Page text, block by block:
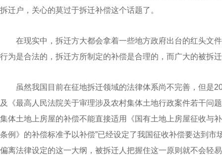
拆迁户，关心的莫过于拆迁补偿这个话题了。
在现实中，拆迁方大都会拿着一些地方政府出台的红头文
行为是合法的，拆迁方所制定的补偿是合理的，而广大的被拆
虽然我国目前在征地拆迁领域的法律体系尚不完善，但是
及《最高人民法院关于审理涉及农村集体土地行政案件若干问
集体土地上房屋的补偿不能直接适用《国有土地上房屋征收与
条例》的补偿标准予以补偿”已经设定了我国征收补偿要达到
偏离法律设定的这一大纲，被拆迁人把握住这一原则就不会轻